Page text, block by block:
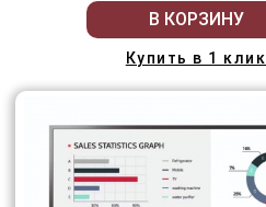
В КОРЗИНУ
Купить в 1 клик